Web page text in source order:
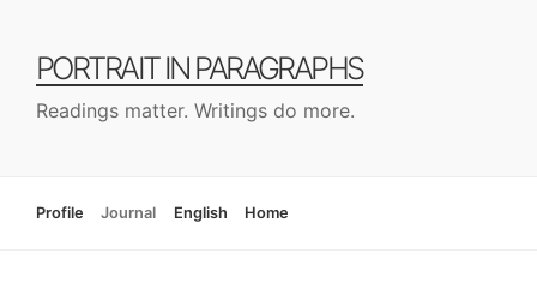
PORTRAIT IN PARAGRAPHS
Readings matter. Writings do more.
Profile Journal English Home